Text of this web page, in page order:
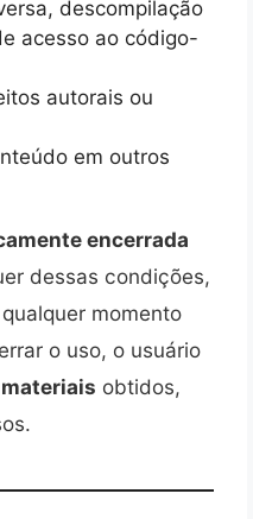
descompilação
acesso ao código-
autorais ou
em outros
encerrada
dessas condições,
momento
o uso, o usuário
obtidos,